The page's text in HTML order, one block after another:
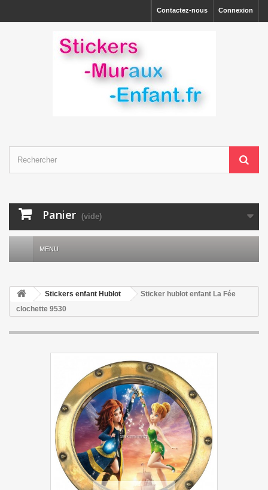
Connexion
Contactez-nous
Panier (vide)
MENU
Stickers enfant Hublot
Sticker hublot enfant La Fée
clochette 9530